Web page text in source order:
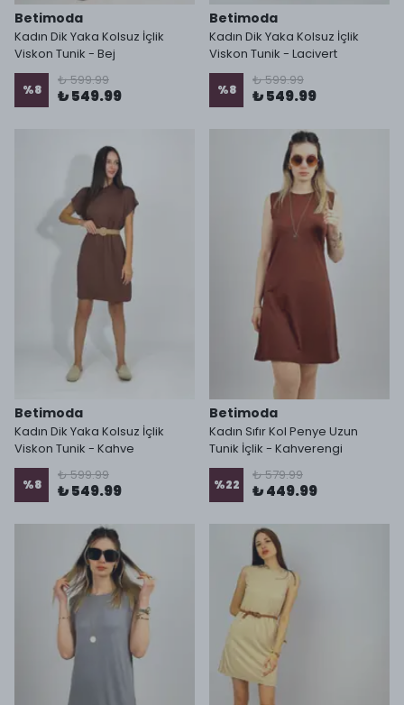
Betimoda
Kadın Dik Yaka Kolsuz İçlik
Viskon Tunik - Bej
%8
₺ 599.99
₺ 549.99
Betimoda
Kadın Dik Yaka Kolsuz İçlik
Viskon Tunik - Lacivert
%8
₺ 599.99
₺ 549.99
Betimoda
Kadın Dik Yaka Kolsuz İçlik
Viskon Tunik - Kahve
%8
₺ 599.99
₺ 549.99
Betimoda
Kadın Sıfır Kol Penye Uzun
Tunik İçlik - Kahverengi
%22
₺ 579.99
₺ 449.99